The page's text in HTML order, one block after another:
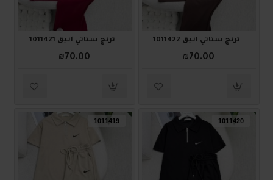
ترنج ستاتي أنيق 1011422
₪70.00
ترنج ستاتي أنيق 1011421
₪70.00
1011420
1011419